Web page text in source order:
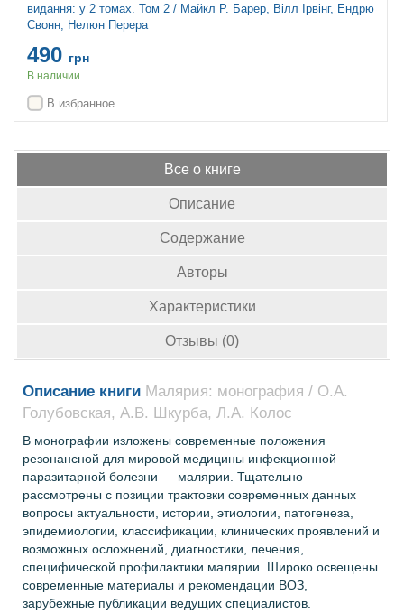
видання: у 2 томах. Том 2 / Майкл Р. Барер, Вілл Ірвінг, Ендрю
Свонн, Нелюн Перера
490 грн
В наличии
В избранное
Все о книге
Описание
Содержание
Авторы
Характеристики
Отзывы (0)
Описание книги Малярия: монография / О.А.
Голубовская, А.В. Шкурба, Л.А. Колос
В монографии изложены современные положения
резонансной для мировой медицины инфекционной
паразитарной болезни — малярии. Тщательно
рассмотрены с позиции трактовки современных данных
вопросы актуальности, истории, этиологии, патогенеза,
эпидемиологии, классификации, клинических проявлений и
возможных осложнений, диагностики, лечения,
специфической профилактики малярии. Широко освещены
современные материалы и рекомендации ВОЗ,
зарубежные публикации ведущих специалистов.